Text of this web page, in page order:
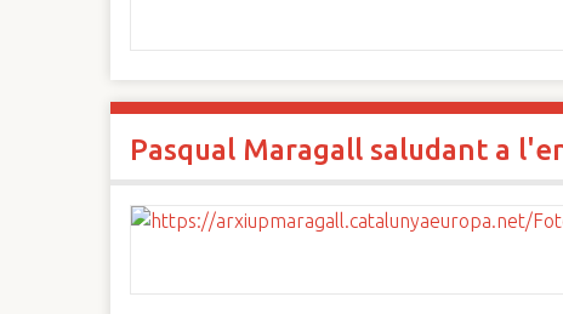
Pasqual Maragall saludant a